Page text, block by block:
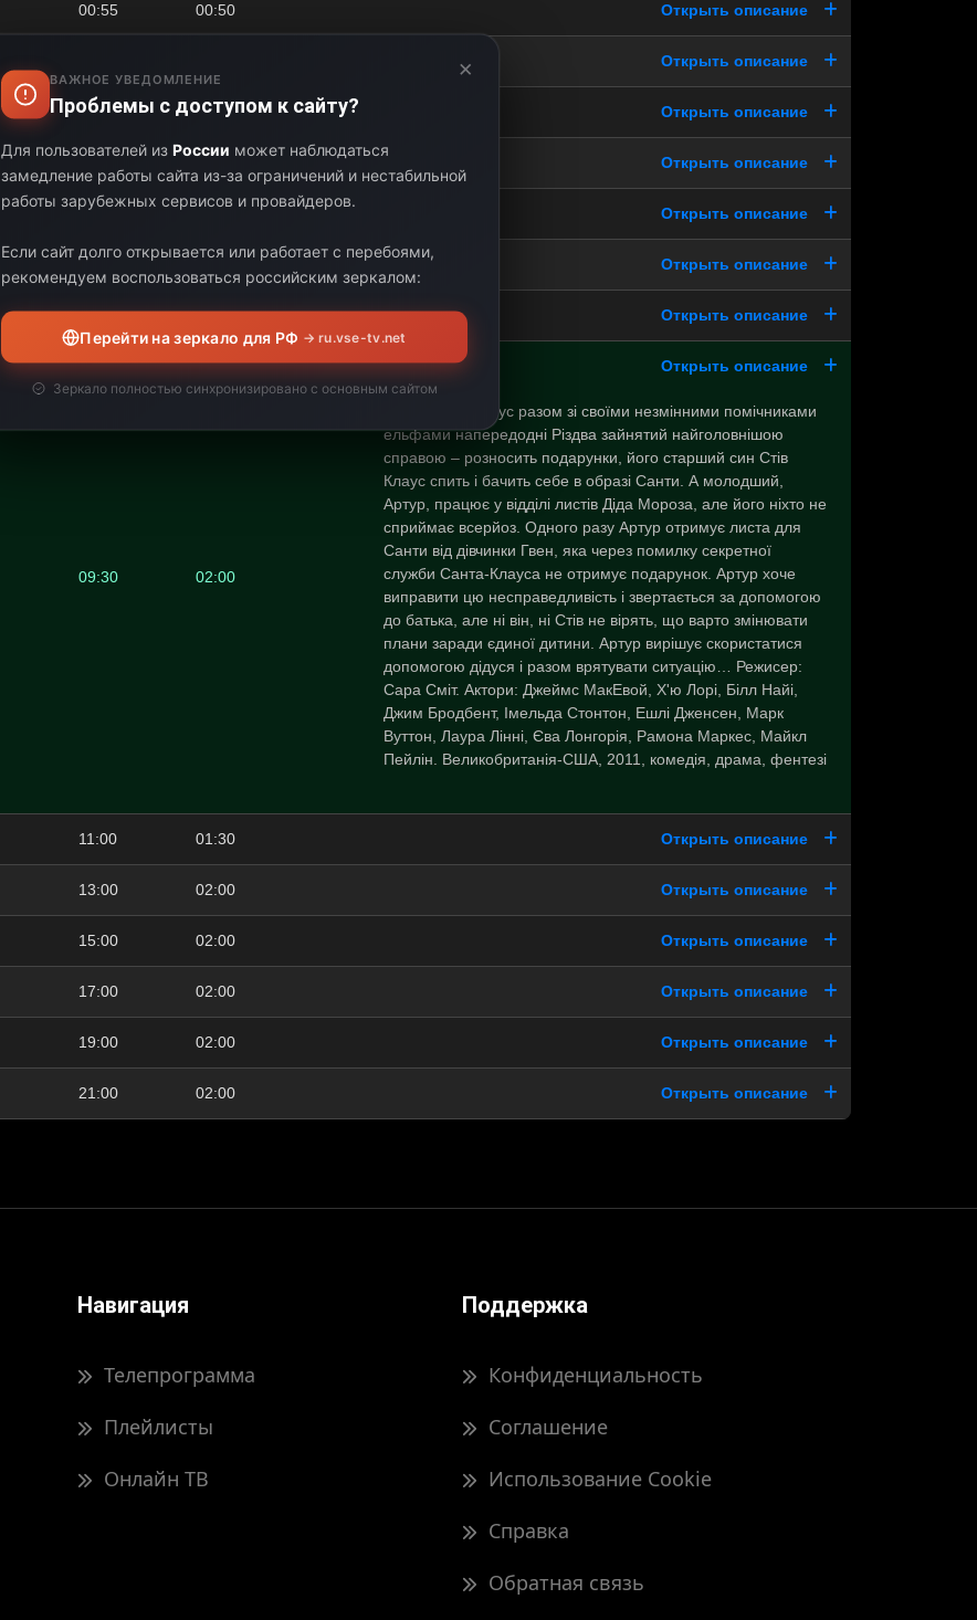
00:55 00:50 Открыть описание
Открыть описание
02:35 00:50 Открыть описание
00:35 Открыть описание
04:40 Открыть описание
06:30 Открыть описание
07:30 01:00 Открыть описание
09:30 02:00
Открыть описание
Поки Санта Клаус разом зі своїми незмінними помічниками
ельфами напередодні Різдва зайнятий найголовнішою
справою – розносить подарунки, його старший син Стів
Клаус спить і бачить себе в образі Санти. А молодший,
Артур, працює у відділі листів Діда Мороза, але його ніхто не
сприймає всерйоз. Одного разу Артур отримує листа для
Санти від дівчинки Гвен, яка через помилку секретної
служби Санта-Клауса не отримує подарунок. Артур хоче
виправити цю несправедливість і звертається за допомогою
до батька, але ні він, ні Стів не вірять, що варто змінювати
плани заради єдиної дитини. Артур вирішує скористатися
допомогою дідуся і разом врятувати ситуацію… Режисер:
Сара Сміт. Актори: Джеймс МакЕвой, Х'ю Лорі, Білл Найі,
Джим Бродбент, Імельда Стонтон, Ешлі Дженсен, Марк
Вуттон, Лаура Лінні, Єва Лонгорія, Рамона Маркес, Майкл
Пейлін. Великобританія-США, 2011, комедія, драма, фентезі
11:00 01:30 Открыть описание
13:00 02:00 Открыть описание
15:00 02:00 Открыть описание
17:00 02:00 Открыть описание
19:00 02:00 Открыть описание
21:00 02:00 Открыть описание
Навигация
Телепрограмма
Плейлисты
Онлайн ТВ
Поддержка
Конфиденциальность
Соглашение
Использование Cookie
Справка
Обратная связь
×
ВАЖНОЕ УВЕДОМЛЕНИЕ
Проблемы с доступом к сайту?
Для пользователей из России может наблюдаться
замедление работы сайта из-за ограничений и нестабильной
работы зарубежных сервисов и провайдеров.
Если сайт долго открывается или работает с перебоями,
рекомендуем воспользоваться российским зеркалом:
Перейти на зеркало для РФ → ru.vse-tv.net
Зеркало полностью синхронизировано с основным сайтом